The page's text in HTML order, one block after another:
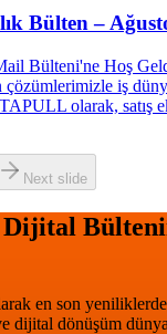
Bülten –
Bülteni'ne Hoş
iş
olarak, satış
Next slide
en son
dijital dönüşüm